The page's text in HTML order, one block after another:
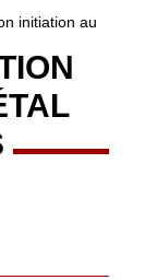
initiation au